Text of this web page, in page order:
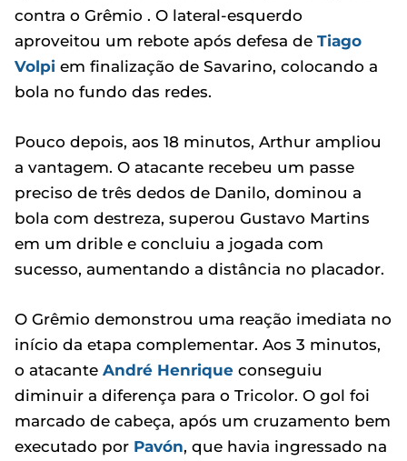
contra o Grêmio . O lateral-esquerdo
aproveitou um rebote após defesa de Tiago
Volpi em finalização de Savarino, colocando a
bola no fundo das redes.
Pouco depois, aos 18 minutos, Arthur ampliou
a vantagem. O atacante recebeu um passe
preciso de três dedos de Danilo, dominou a
bola com destreza, superou Gustavo Martins
em um drible e concluiu a jogada com
sucesso, aumentando a distância no placador.
O Grêmio demonstrou uma reação imediata no
início da etapa complementar. Aos 3 minutos,
o atacante André Henrique conseguiu
diminuir a diferença para o Tricolor. O gol foi
marcado de cabeça, após um cruzamento bem
executado por Pavón, que havia ingressado na